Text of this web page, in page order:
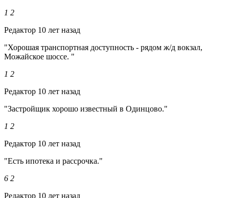
1 2
Редактор 10 лет назад
"Хорошая транспортная доступность - рядом ж/д вокзал,
Можайское шоссе. "
1 2
Редактор 10 лет назад
"Застройщик хорошо известный в Одинцово."
1 2
Редактор 10 лет назад
"Есть ипотека и рассрочка."
6 2
Редактор 10 лет назад